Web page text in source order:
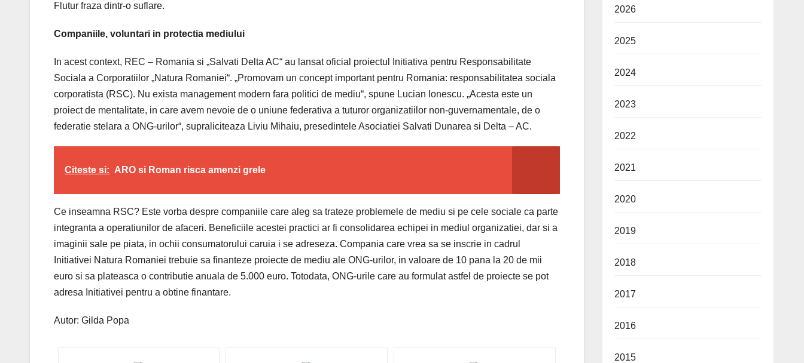
Flutur fraza dintr-o suflare.
Companiile, voluntari in protectia mediului
In acest context, REC – Romania si „Salvati Delta AC“ au lansat oficial proiectul Initiativa pentru Responsabilitate
Sociala a Corporatiilor „Natura Romaniei“. „Promovam un concept important pentru Romania: responsabilitatea sociala
corporatista (RSC). Nu exista management modern fara politici de mediu“, spune Lucian Ionescu. „Acesta este un
proiect de mentalitate, in care avem nevoie de o uniune federativa a tuturor organizatiilor non-guvernamentale, de o
federatie stelara a ONG-urilor“, supraliciteaza Liviu Mihaiu, presedintele Asociatiei Salvati Dunarea si Delta – AC.
Citeste si: ARO si Roman risca amenzi grele
Ce inseamna RSC? Este vorba despre companiile care aleg sa trateze problemele de mediu si pe cele sociale ca parte
integranta a operatiunilor de afaceri. Beneficiile acestei practici ar fi consolidarea echipei in mediul organizatiei, dar si a
imaginii sale pe piata, in ochii consumatorului caruia i se adreseza. Compania care vrea sa se inscrie in cadrul
Initiativei Natura Romaniei trebuie sa finanteze proiecte de mediu ale ONG-urilor, in valoare de 10 pana la 20 de mii
euro si sa plateasca o contributie anuala de 5.000 euro. Totodata, ONG-urile care au formulat astfel de proiecte se pot
adresa Initiativei pentru a obtine finantare.
Autor: Gilda Popa
2026
2025
2024
2023
2022
2021
2020
2019
2018
2017
2016
2015